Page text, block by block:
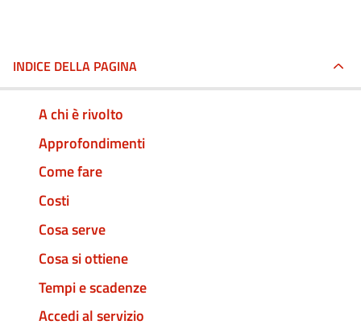
INDICE DELLA PAGINA
A chi è rivolto
Approfondimenti
Come fare
Costi
Cosa serve
Cosa si ottiene
Tempi e scadenze
Accedi al servizio